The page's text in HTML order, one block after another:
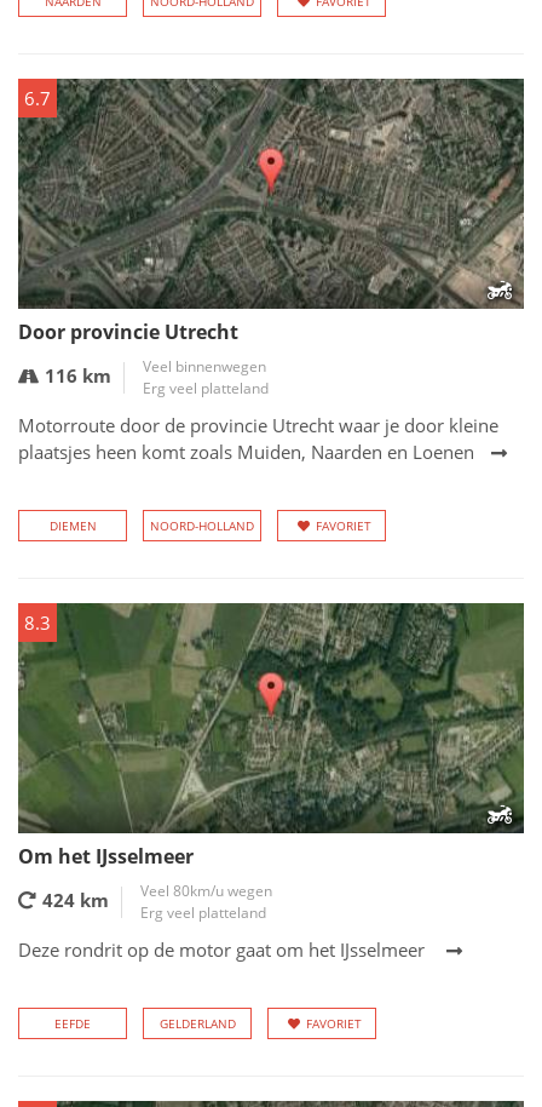
6.7
Door provincie Utrecht
116 km
Veel binnenwegen
Erg veel platteland
Motorroute door de provincie Utrecht waar je door kleine
plaatsjes heen komt zoals Muiden, Naarden en Loenen
DIEMEN NOORD-HOLLAND FAVORIET
8.3
Om het IJsselmeer
424 km
Veel 80km/u wegen
Erg veel platteland
Deze rondrit op de motor gaat om het IJsselmeer
EEFDE GELDERLAND FAVORIET